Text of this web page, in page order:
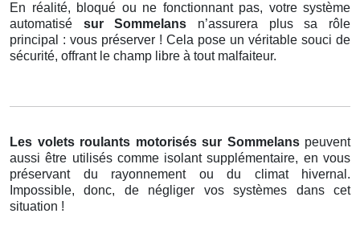
En réalité, bloqué ou ne fonctionnant pas, votre système
automatisé sur Sommelans n’assurera plus sa rôle
principal : vous préserver ! Cela pose un véritable souci de
sécurité, offrant le champ libre à tout malfaiteur.
Les volets roulants motorisés sur Sommelans peuvent
aussi être utilisés comme isolant supplémentaire, en vous
préservant du rayonnement ou du climat hivernal.
Impossible, donc, de négliger vos systèmes dans cet
situation !